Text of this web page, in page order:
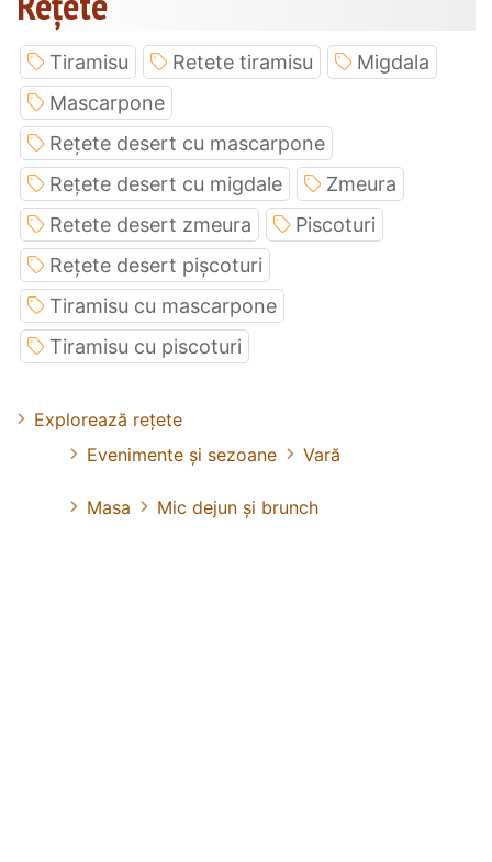
Tiramisu Retete tiramisu
Migdala
Mascarpone
Rețete desert cu mascarpone
Rețete desert cu migdale
Zmeura
Retete desert zmeura
Piscoturi
Rețete desert pișcoturi
Tiramisu cu mascarpone
Tiramisu cu piscoturi
Explorează rețete
Evenimente și sezoane
Vară
Masa Mic dejun și brunch